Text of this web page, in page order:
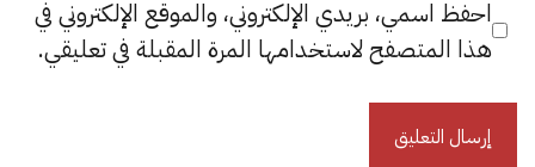
احفظ اسمي، بريدي الإلكتروني، والموقع الإلكتروني في
هذا المتصفح لاستخدامها المرة المقبلة في تعليقي.